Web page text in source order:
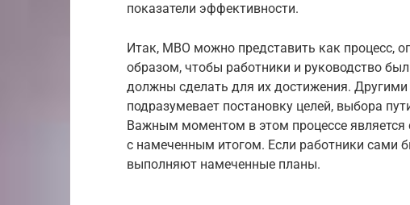
показатели эффективности.
Итак, МВО можно представить как процесс,
образом, чтобы работники и руководство
должны сделать для их достижения.
подразумевает постановку целей, выбора
Важным моментом в этом процессе является
с намеченным итогом. Если работники сами
выполняют намеченные планы.